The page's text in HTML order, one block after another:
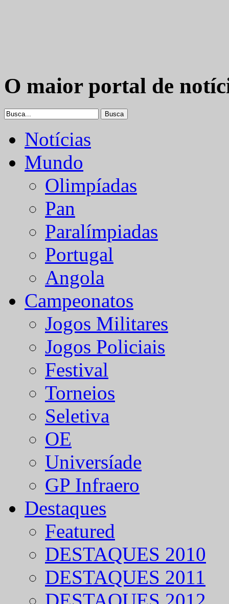
O maior portal de
Notícias
Mundo
Olimpíadas
Pan
Paralímpiadas
Portugal
Angola
Campeonatos
Jogos Militares
Jogos Policiais
Festival
Torneios
Seletiva
OE
Universíade
GP Infraero
Destaques
Featured
DESTAQUES 2010
DESTAQUES 2011